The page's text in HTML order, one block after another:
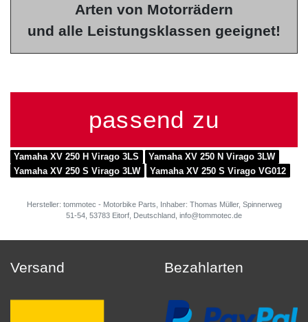
Arten von Motorrädern
und alle Leistungsklassen geeignet!
passend zu
Yamaha XV 250 H Virago 3LS
Yamaha XV 250 N Virago 3LW
Yamaha XV 250 S Virago 3LW
Yamaha XV 250 S Virago VG012
Hersteller: tommotec - Motorbike Parts, Inhaber: Thomas Müller, Spinnerweg
51-54, 53783 Eitorf, Deutschland, info@tommotec.de
Versand Bezahlarten